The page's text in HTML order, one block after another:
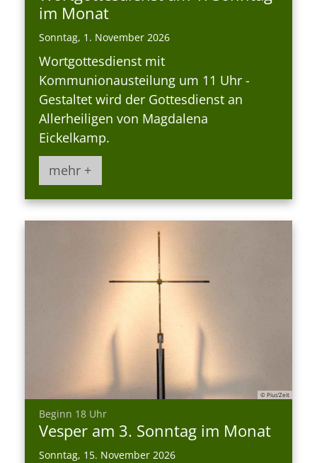
im Monat
Sonntag, 1. November 2026
Wortgottesdienst mit
Kommunionausteilung um 11 Uhr -
Gestaltet wird der Gottesdienst an
Allerheiligen von Magdalena
Eickelkamp.
mehr +
© Pius’Zeit
Beginn 18 Uhr:
Vesper am 3. Sonntag im Monat
Sonntag, 15. November 2026